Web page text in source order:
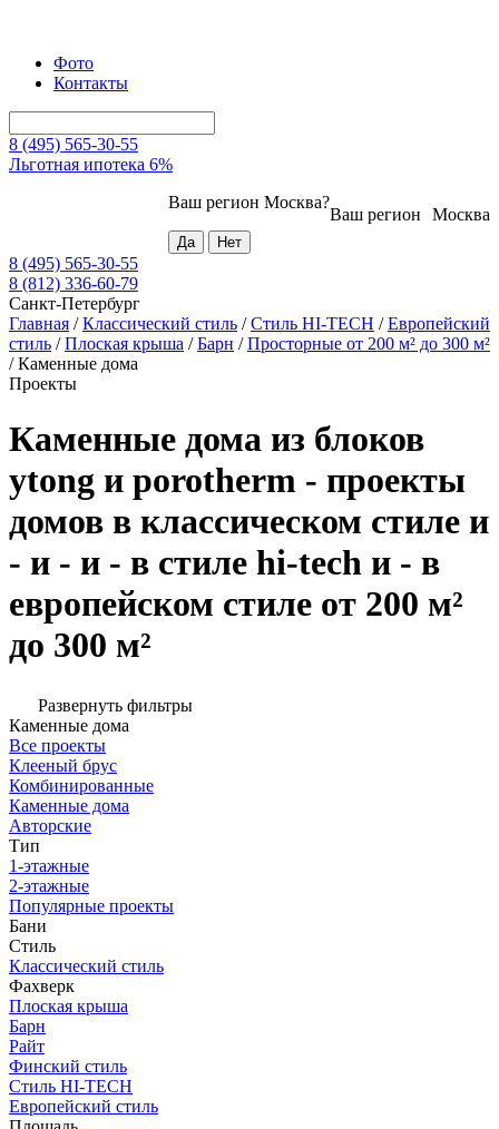
Фото
Контакты
8 (495) 565-30-55
Льготная ипотека 6%
Москва
Ваш регион
Ваш регион Москва?
8 (495) 565-30-55
8 (812) 336-60-79
Санкт-Петербург
Главная /Классический стиль /Стиль HI-TECH /Европейский
стиль /Плоская крыша /Барн /Просторные от 200 м² до 300 м²
/Каменные дома
Проекты
Каменные дома из блоков
ytong и porotherm - проекты
домов в классическом стиле и
- и - и - в стиле hi-tech и - в
европейском стиле от 200 м²
до 300 м²
Развернуть фильтры
Каменные дома
Все проекты
Клееный брус
Комбинированные
Каменные дома
Авторские
Тип
1-этажные
2-этажные
Популярные проекты
Бани
Стиль
Классический стиль
Фахверк
Плоская крыша
Барн
Райт
Финский стиль
Стиль HI-TECH
Европейский стиль